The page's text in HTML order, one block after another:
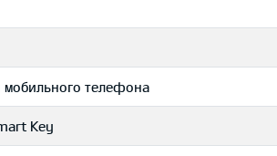
мобильного телефона
Key